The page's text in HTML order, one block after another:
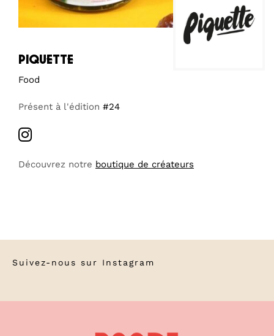
piquette
Food
Présent à l'édition #24
Découvrez notre boutique de créateurs
Suivez-nous sur Instagram